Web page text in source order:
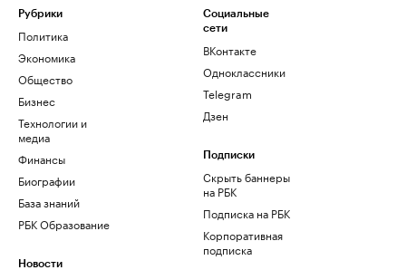
Рубрики
Политика
Экономика
Общество
Бизнес
Технологии и
медиа
Финансы
Биографии
База знаний
РБК Образование
Новости
Социальные
сети
ВКонтакте
Одноклассники
Telegram
Дзен
Подписки
Скрыть баннеры
на РБК
Подписка на РБК
Корпоративная
подписка